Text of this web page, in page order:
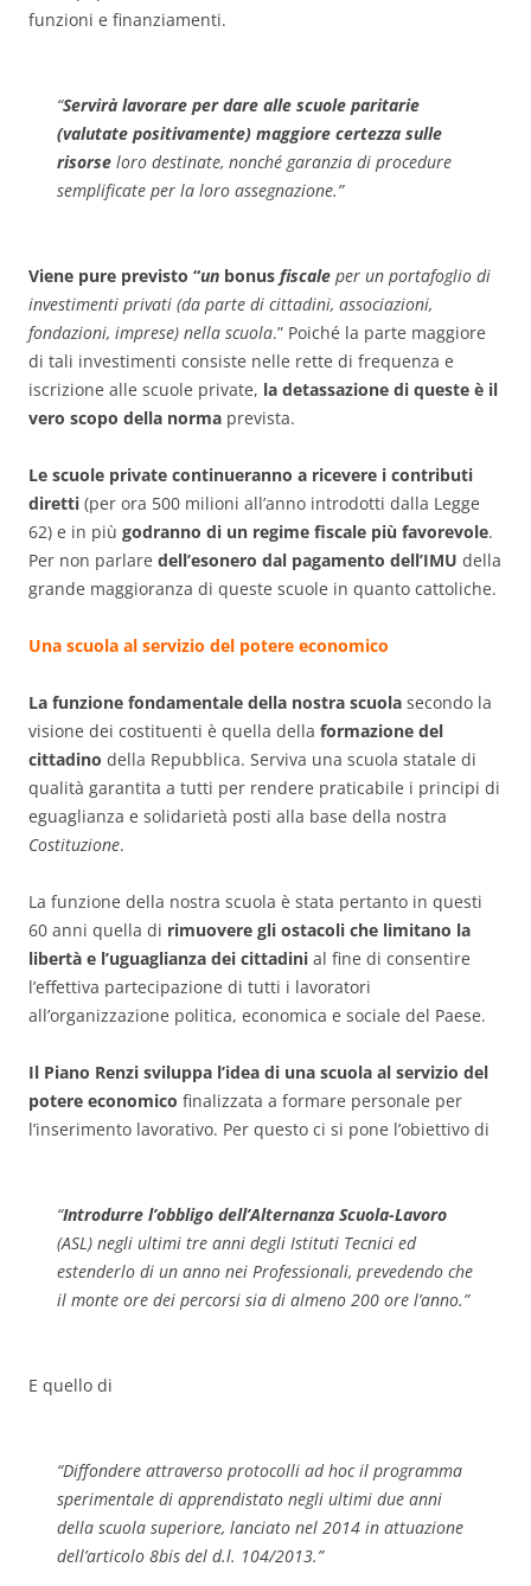
funzioni e finanziamenti.
“Servirà la­vorare per dare alle scuole pari­tarie
(valutate positivamente) maggiore certezza sulle
risorse loro destinate, nonché garanzia di procedure
semplificate per la loro assegnazione.”
Viene pure previsto “un bonus fiscale per un portafoglio di
investimenti privati (da parte di cittadini, associazioni,
fondazioni, im­prese) nella scuola.” Poiché la parte maggiore
di tali investimenti consiste nelle rette di frequenza e
iscrizione alle scuole private, la detassazione di queste è il
vero scopo della norma prevista.
Le scuole private continueranno a ricevere i contributi
diretti (per ora 500 milioni all’anno introdotti dalla Legge
62) e in più godranno di un regime fiscale più favorevole.
Per non parlare dell’esonero dal pagamento dell’IMU della
grande maggioranza di queste scuole in quanto cattoliche.
Una scuola al servizio del potere economico
La funzione fondamentale della nostra scuola secondo la
visione dei costituenti è quella della formazione del
cittadino della Repubblica. Serviva una scuola statale di
qualità garantita a tutti per rendere praticabile i principi di
eguaglianza e solidarietà posti alla base della nostra
Costituzione.
La funzione della nostra scuola è stata pertanto in questi
60 anni quella di rimuovere gli ostacoli che limitano la
libertà e l’uguaglianza dei cittadini al fine di consentire
l’effettiva partecipazione di tutti i lavoratori
all’organizzazione politica, economica e sociale del Paese.
Il Piano Renzi sviluppa l’idea di una scuola al servizio del
potere economico finalizzata a formare personale per
l’inserimento lavorativo. Per questo ci si pone l’obiettivo di
“Introdurre l’obbligo dell’Alternanza Scuola-Lavoro
(ASL) negli ultimi tre anni degli Istituti Tecnici ed
estenderlo di un anno nei Professionali, pre­vedendo che
il monte ore dei percorsi sia di almeno 200 ore l’anno.”
E quello di
“Diffondere attraverso protocolli ad hocil programma
sperimentale di ap­prendistato negli ultimi due anni
della scuola superiore, lanciato nel 2014 in attuazione
dell’articolo 8bis del d.l. 104/2013.”